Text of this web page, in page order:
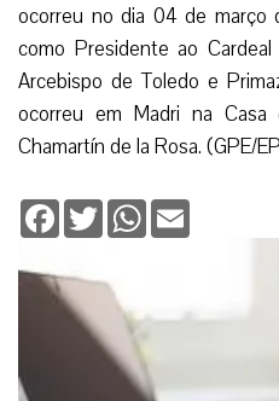
ocorreu no dia 04 de março
como Presidente ao
Arcebispo de Toledo e
ocorreu em Madri na
Chamartín de la Rosa. (GPE/
Facebook
TwitterWhatsApp